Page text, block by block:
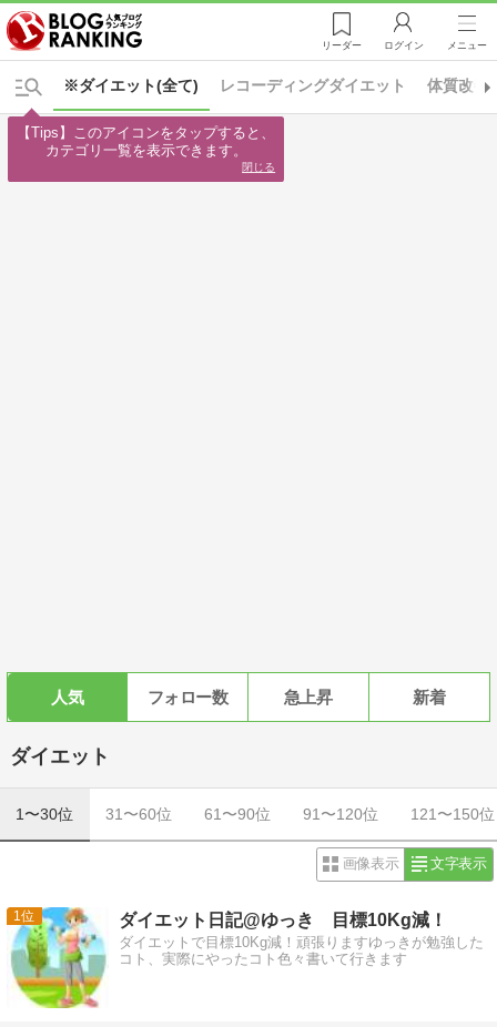
リーダー ログイン メニュー
※ダイエット(全て) レコーディングダイエット 体質改善
人気 フォロー数 急上昇 新着
ダイエット
1〜30位 31〜60位 61〜90位 91〜120位 121〜150位
画像表示 文字表示
1 ダイエット日記@ゆっき 目標10Kg減！
ダイエットで目標10Kg減！頑張りますゆっきが勉強した
コト、実際にやったコト色々書いて行きます
【Tips】このアイコンをタップすると、
カテゴリ一覧を表示できます。
閉じる